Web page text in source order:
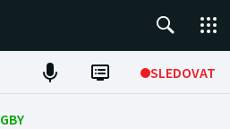
SLEDOVAT